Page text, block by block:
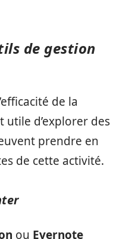
de gestion
de la
utile d’explorer des
prendre en
de cette activité.
ou Evernote